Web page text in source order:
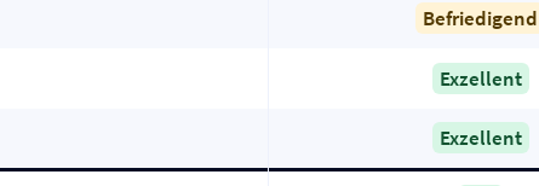
Befriedigend
Exzellent
Exzellent